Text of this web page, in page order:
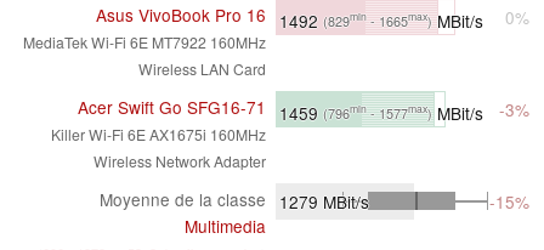
Asus VivoBook Pro 16
MediaTek Wi-Fi 6E MT7922 160MHz
Wireless LAN Card
1492 (829min - 1665max) MBit/s 0%
Acer Swift Go SFG16-71
Killer Wi-Fi 6E AX1675i 160MHz
Wireless Network Adapter
1459 (796min- 1577max)MBit/s -3%
Moyenne de la classe
Multimedia
1279 MBit/s -15%